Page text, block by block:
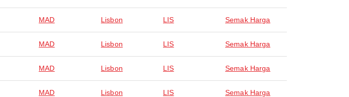
MAD Lisbon LIS Semak Harga
MAD Lisbon LIS Semak Harga
MAD Lisbon LIS Semak Harga
MAD Lisbon LIS Semak Harga